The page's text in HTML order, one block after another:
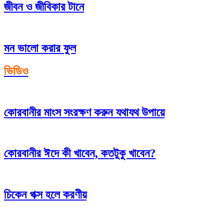
জীবন ও জীবিকার টানে
মন ভালো করার ফুল
ভিডিও
কোরবানীর মাংস সংরক্ষণ করুন যথাযথ উপায়ে
কোরবানীর ঈদে কী খাবেন, কতটুকু খাবেন?
চিকেন পক্স হলে করণীয়